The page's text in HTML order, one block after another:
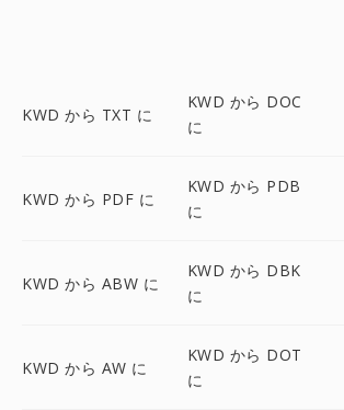
KWD から TXT に
KWD から DOC
に
KWD から PDF に
KWD から PDB
に
KWD から ABW に
KWD から DBK
に
KWD から AW に
KWD から DOT
に